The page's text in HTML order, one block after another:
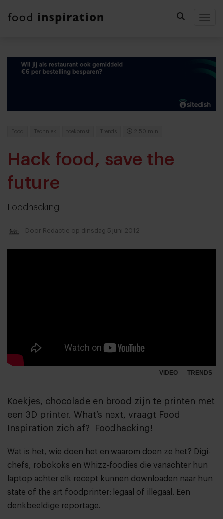
Food Techniek toekomst Trends 2:50 min
Hack food, save the
future
Foodhacking
Door Redactie op dinsdag 5 juni 2012
VIDEO TRENDS
Koekjes, chocolade en brood zijn te printen met
een 3D printer. What’s next, vraagt Food
Inspiration zich af? Foodhacking!
Wat is het, wie doen het en waarom doen ze het? Digi-
chefs, robokoks en Whizz-foodies die vanachter hun
laptop achter elk recept kunnen downloaden naar hun
state of the art foodprinter: legaal of illegaal. Een
denkbeeldige reportage.